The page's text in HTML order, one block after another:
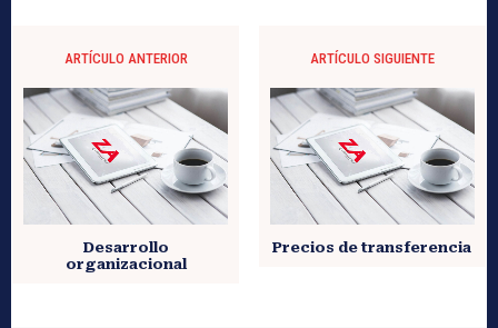
ARTÍCULO ANTERIOR
Desarrollo
organizacional
ARTÍCULO SIGUIENTE
Precios de transferencia